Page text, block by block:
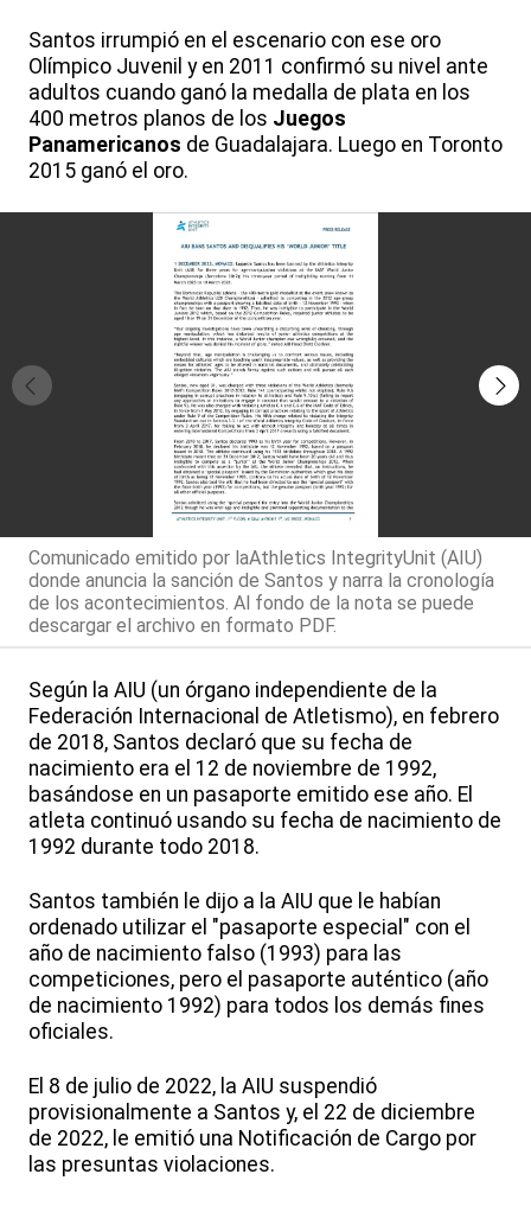
Santos irrumpió en el escenario con ese oro
Olímpico Juvenil y en 2011 confirmó su nivel ante
adultos cuando ganó la medalla de plata en los
400 metros planos de los Juegos
Panamericanos de Guadalajara. Luego en Toronto
2015 ganó el oro.
Comunicado emitido por laAthletics IntegrityUnit (AIU)
donde anuncia la sanción de Santos y narra la cronología
de los acontecimientos. Al fondo de la nota se puede
descargar el archivo en formato PDF.
Según la AIU (un órgano independiente de la
Federación Internacional de Atletismo), en febrero
de 2018, Santos declaró que su fecha de
nacimiento era el 12 de noviembre de 1992,
basándose en un pasaporte emitido ese año. El
atleta continuó usando su fecha de nacimiento de
1992 durante todo 2018.
Santos también le dijo a la AIU que le habían
ordenado utilizar el "pasaporte especial" con el
año de nacimiento falso (1993) para las
competiciones, pero el pasaporte auténtico (año
de nacimiento 1992) para todos los demás fines
oficiales.
El 8 de julio de 2022, la AIU suspendió
provisionalmente a Santos y, el 22 de diciembre
de 2022, le emitió una Notificación de Cargo por
las presuntas violaciones.